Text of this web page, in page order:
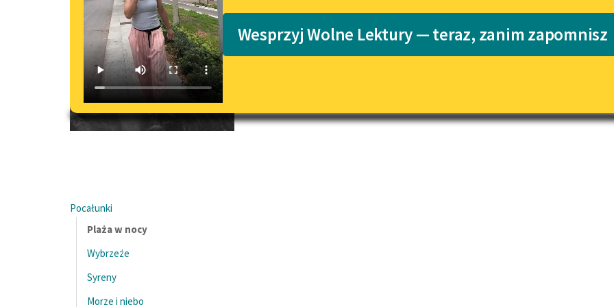
Lektury szkolne i klasyka
literatury do słuchania dla
E-kolekcja lektur szkolnych i
literatury do słuchania dla
Katalog
Katalog w
Wesprzyj Wolne Lektury — teraz, zanim zapomnisz
Pocałunki
Plaża w nocy
Wybrzeże
Syreny
Morze i niebo